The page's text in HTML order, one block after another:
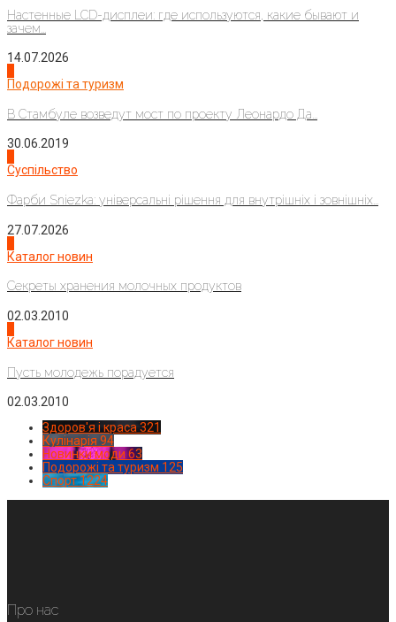
Настенные LCD-дисплеи: где используются, какие бывают и
зачем...
14.07.2026
Подорожі та туризм
В Стамбуле возведут мост по проекту Леонардо Да...
30.06.2019
Суспільство
Фарби Sniezka: універсальні рішення для внутрішніх і зовнішніх...
27.07.2026
Каталог новин
Секреты хранения молочных продуктов
02.03.2010
Каталог новин
Пусть молодежь порадуется
02.03.2010
Здоров'я і краса 321
Кулінарія 94
Новинки моди 63
Подорожі та туризм 125
Спорт1224
Про нас